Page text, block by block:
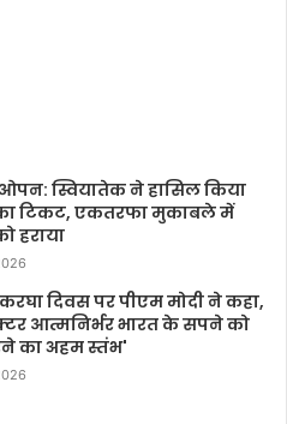
स्वियातेक ने हासिल किया
टिकट, एकतरफा मुकाबले में
हराया
दिवस पर पीएम मोदी ने कहा,
आत्मनिर्भर भारत के सपने को
का अहम स्तंभ'